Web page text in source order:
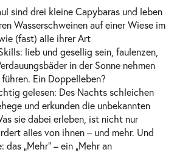
brennen durch-
Sa.
Uhr
Tickets
brennen durch-
Di.
sind drei kleine Capybaras und leben
Wasserschweinen auf einer Wiese im
(fast) alle ihrer Art
lieb und gesellig sein, faulenzen,
in der Sonne nehmen
Ein Doppelleben?
gelesen: Des Nachts schleichen
und erkunden die unbekannten
sie dabei erleben, ist nicht nur
alles von ihnen – und mehr. Und
das „Mehr“ – ein „Mehr an